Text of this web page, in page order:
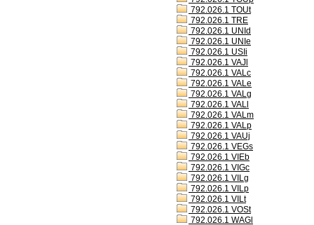
792.026.1 TOUt
792.026.1 TRE
792.026.1 UNId
792.026.1 UNIe
792.026.1 USIi
792.026.1 VAJl
792.026.1 VALc
792.026.1 VALe
792.026.1 VALg
792.026.1 VALl
792.026.1 VALm
792.026.1 VALp
792.026.1 VAUj
792.026.1 VEGs
792.026.1 VIEb
792.026.1 VIGc
792.026.1 VILg
792.026.1 VILp
792.026.1 VILt
792.026.1 VOSt
792.026.1 WAGl